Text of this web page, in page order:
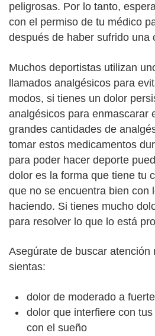
peligrosas. Por lo tanto,
con el permiso de tu médico
después de haber sufrido una
Muchos deportistas utilizan
llamados analgésicos para
modos, si tienes un dolor
analgésicos para enmascarar
grandes cantidades de
tomar estos medicamentos
para poder hacer deporte
dolor es la forma que tiene tu
que no se encuentra bien con
haciendo. Si tienes mucho
para resolver lo que lo está
Asegúrate de buscar atención
sientas:
dolor de moderado a fuerte
dolor que interfiere con
con el sueño